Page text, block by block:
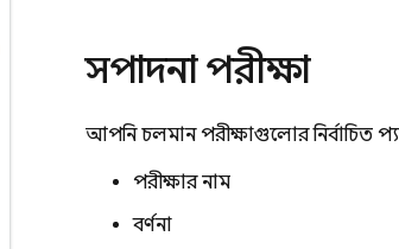
সম্পাদনা পরীক্ষা
আপনি চলমান পরীক্ষাগুলোর নির্বাচিত
পরীক্ষার নাম
বর্ণনা